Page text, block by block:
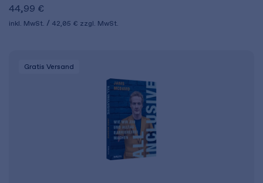
44,99 €
inkl. MwSt. 42,05 € zzgl. MwSt.
Gratis Versand